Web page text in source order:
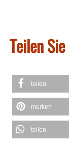
Teilen
teilen
merken
teilen